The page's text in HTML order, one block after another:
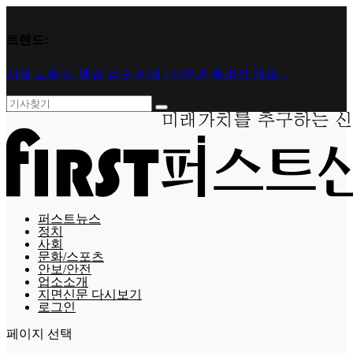
서울 노원구, 백범 김구 탄생 150주년 특별전 개최...
퍼스트뉴스
정치
사회
문화/스포츠
안보/안전
업소소개
지면신문 다시보기
로그인
페이지 선택